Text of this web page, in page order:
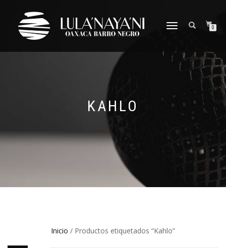
CAMBIAR
0
KAHLO
Inicio / Productos etiquetados “Kahlo”